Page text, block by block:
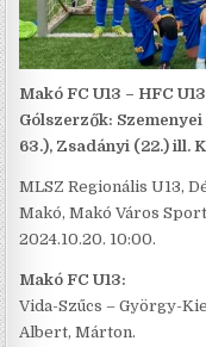
Makó FC U13 – HFC U13
Gólszerzők: Szemenyei
63.), Zsadányi (22.) ill.
MLSZ Regionális U13,
Makó, Makó Város
2024.10.20. 10:00.
Makó FC U13:
Vida-Szűcs – György-
Albert, Márton.